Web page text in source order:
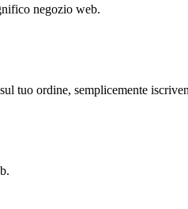
negozio web.
tuo ordine, semplicemente